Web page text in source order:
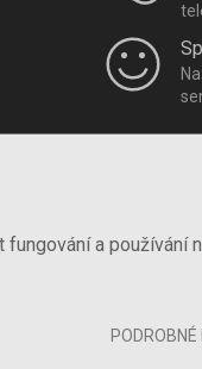
a používání